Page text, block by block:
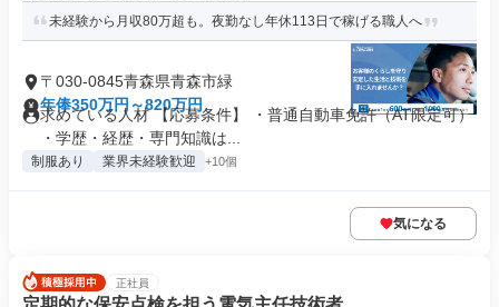
未経験から月収80万超も。夜勤なし年休113日で稼げる職人へ
〒030-0845青森県青森市緑
年俸350万円～820万円
求めている人材 【応募条件】 ・普通自動車免許（AT限定可）
・学歴・経歴・専門知識は...
制服あり 業界未経験歓迎 +10個
気になる
正社員